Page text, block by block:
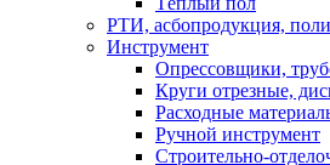
РТИ, асбопродукция,
Инструмент
Опрессовщики,
Круги отрезные,
Расходные
Ручной инструмент
Строительно-